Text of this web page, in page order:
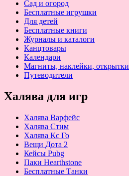
Сад и огород
Бесплатные игрушки
Для детей
Бесплатные книги
Журналы и каталоги
Канцтовары
Календари
Магниты, наклейки, открытки
Путеводители
Халява для игр
Халява Варфейс
Халява Стим
Халява Кс Го
Вещи Дота 2
Кейсы Pubg
Паки Hearthstone
Бесплатные Танки